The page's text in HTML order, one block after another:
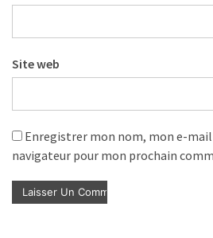
Site web
Enregistrer mon nom, mon e-
navigateur pour mon prochain